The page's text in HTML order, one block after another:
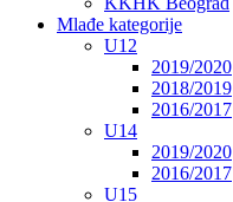
Mlađe kategorije
U12
2019/2020
2018/2019
2016/2017
U14
2019/2020
2016/2017
U15